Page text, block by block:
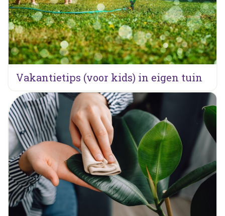
Vakantietips (voor kids) in eigen tuin